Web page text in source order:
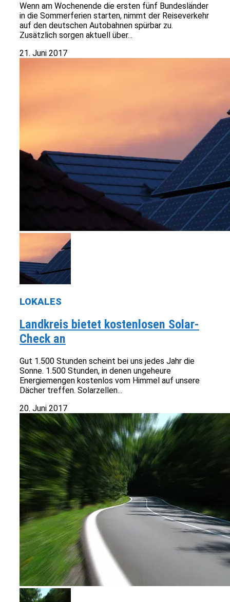
Wenn am Wochenende die ersten fünf Bundesländer
in die Sommerferien starten, nimmt der Reiseverkehr
auf den deutschen Autobahnen spürbar zu.
Zusätzlich sorgen aktuell über...
21. Juni 2017
LOKALES
Landkreis bietet kostenlosen Solar-
Check an
Gut 1.500 Stunden scheint bei uns jedes Jahr die
Sonne. 1.500 Stunden, in denen ungeheure
Energiemengen kostenlos vom Himmel auf unsere
Dächer treffen. Solarzellen...
20. Juni 2017